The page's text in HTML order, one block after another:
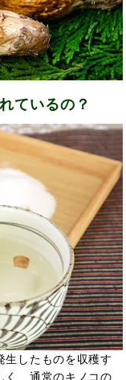
ているの？
生したものを収穫す
く、通常のキノコの